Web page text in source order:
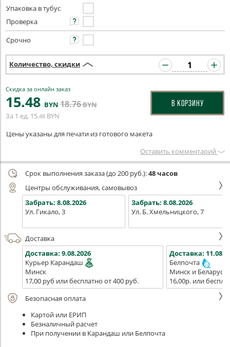
Упаковка в тубус
Проверка
Срочно
Количество, скидки
Скидка за онлайн заказ
15.48 BYN 18.76BYN
За 1 ед. 15.48 BYN
В КОРЗИНУ
Цены указаны для печати из готового макета
Оставить комментарий
Срок выполнения заказа (до 200 руб.):48 часов
Центры обслуживания, самовывоз
Забрать: 8.08.2026
Ул. Гикало, 3
Забрать: 8.08.2026
Ул. Б. Хмельницкого, 7
Доставка
Доставка: 9.08.2026
Курьер Карандаш
Минск
17,00 руб или бесплатно от 400 руб.
Доставка:
Белпочта
Минск и Беларусь
16,00р. или
Безопасная оплата
Картой или ЕРИП
Безналичный расчет
При получении в Карандаш или Белпочта